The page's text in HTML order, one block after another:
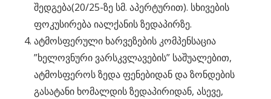
შედგება(20/25-ზე სმ. აპერტურით). სხივების
ფოკუსირება იალქანის ზედაპირზე.
ატმოსფერული ხარვეზების კომპენსაცია
”ხელოვნური ვარსკვლავების” საშუალებით,
ატმოსფეროს ზედა ფენებიდან და ზონდების
გასატანი ხომალდის ზედაპირიდან, ასევე,